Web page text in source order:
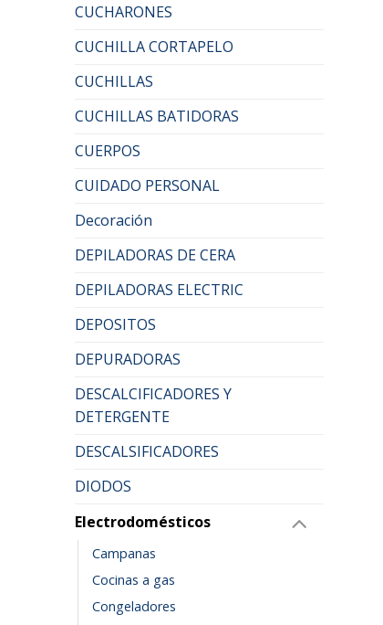
CUCHARONES
CUCHILLA CORTAPELO
CUCHILLAS
CUCHILLAS BATIDORAS
CUERPOS
CUIDADO PERSONAL
Decoración
DEPILADORAS DE CERA
DEPILADORAS ELECTRIC
DEPOSITOS
DEPURADORAS
DESCALCIFICADORES Y
DETERGENTE
DESCALSIFICADORES
DIODOS
Electrodomésticos
Campanas
Cocinas a gas
Congeladores